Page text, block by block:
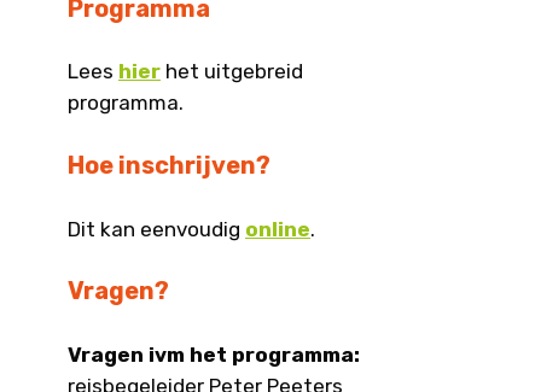
Programma
Lees hier het uitgebreid
programma.
Hoe inschrijven?
Dit kan eenvoudig online.
Vragen?
Vragen ivm het programma:
reisbegeleider Peter Peeters